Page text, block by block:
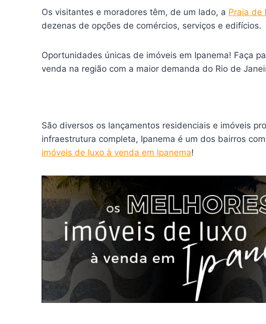
Os visitantes e moradores têm, de um lado, a Praia de
dezenas de opções de comércios, serviços e edifícios.
Oportunidades únicas de imóveis em Ipanema! Faça
venda na região com a maior demanda do Rio de
São diversos os lançamentos residenciais e imóveis
infraestrutura completa, Ipanema é um dos bairros
imóveis de luxo à venda em Ipanema!